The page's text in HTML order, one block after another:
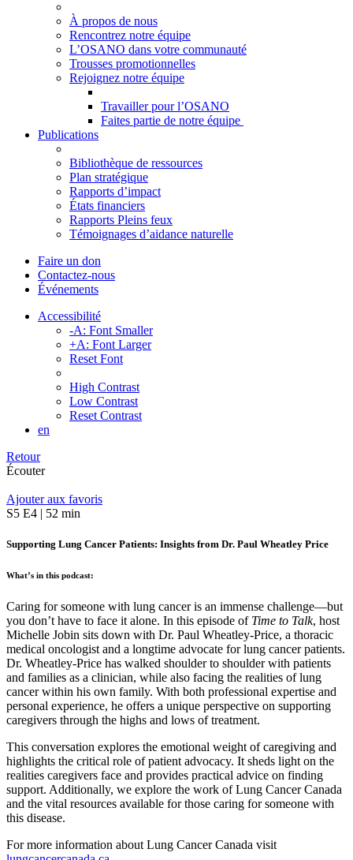
À propos de nous
Rencontrez notre équipe
L’OSANO dans votre communauté
Trousses promotionnelles
Rejoignez notre équipe
Travailler pour l’OSANO
Faites partie de notre équipe
Publications
Bibliothèque de ressources
Plan stratégique
Rapports d’impact
États financiers
Rapports Pleins feux
Témoignages d’aidance naturelle
Faire un don
Contactez-nous
Événements
Accessibilité
-A: Font Smaller
+A: Font Larger
Reset Font
High Contrast
Low Contrast
Reset Contrast
en
Retour
Écouter
Ajouter aux favoris
S5 E4 | 52 min
Supporting Lung Cancer Patients: Insights from Dr. Paul Wheatley Price
What’s in this podcast:
Caring for someone with lung cancer is an immense challenge—but
you don’t have to face it alone. In this episode of Time to Talk, host
Michelle Jobin sits down with Dr. Paul Wheatley-Price, a thoracic
medical oncologist and a longtime advocate for lung cancer patients.
Dr. Wheatley-Price has walked shoulder to shoulder with patients
and families as a clinician, while also facing the realities of lung
cancer within his own family. With both professional expertise and
personal experience, he offers a unique perspective on supporting
caregivers through the highs and lows of treatment.
This conversation explores the emotional weight of caregiving and
highlights the critical role of patient advocacy. It sheds light on the
realities caregivers face and provides practical advice on finding
support. Additionally, we explore the work of Lung Cancer Canada
and the vital resources available for those caring for someone with
this disease.
For more information about Lung Cancer Canada visit